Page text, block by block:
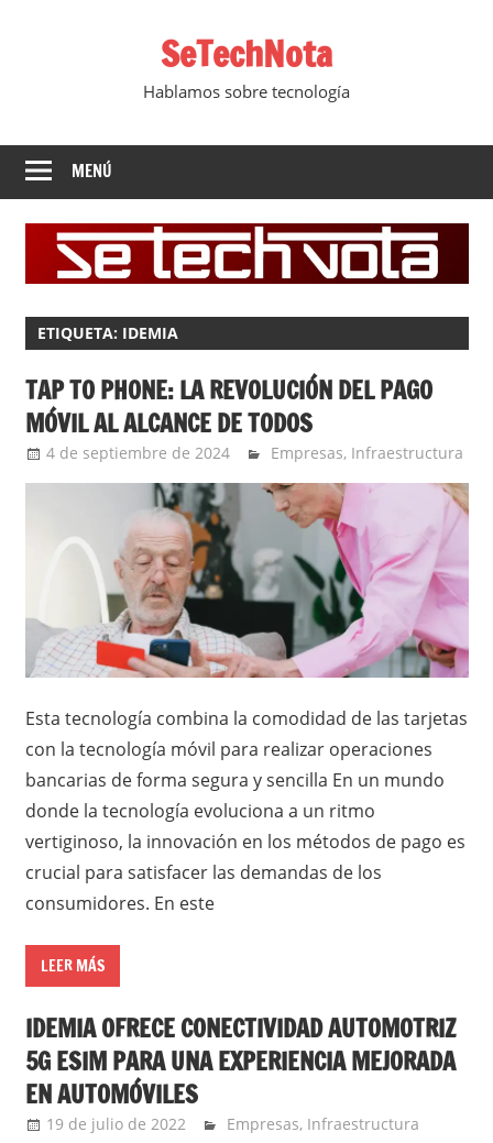
SeTechNota
Hablamos sobre tecnología
MENÚ
ETIQUETA: IDEMIA
TAP TO PHONE: LA REVOLUCIÓN DEL PAGO
MÓVIL AL ALCANCE DE TODOS
4 de septiembre de 2024 Ernesto Herrera
Empresas, Infraestructura
Esta tecnología combina la comodidad de las tarjetas
con la tecnología móvil para realizar operaciones
bancarias de forma segura y sencilla En un mundo
donde la tecnología evoluciona a un ritmo
vertiginoso, la innovación en los métodos de pago es
crucial para satisfacer las demandas de los
consumidores. En este
LEER MÁS
IDEMIA OFRECE CONECTIVIDAD AUTOMOTRIZ
5G ESIM PARA UNA EXPERIENCIA MEJORADA
EN AUTOMÓVILES
19 de julio de 2022 Ernesto Herrera
Empresas, Infraestructura